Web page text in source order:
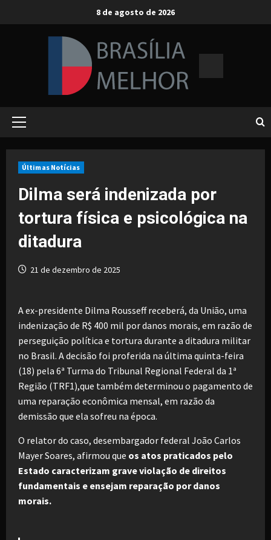
8 de agosto de 2026
Primary
Últimas Notícias
Dilma será indenizada por
tortura física e psicológica na
ditadura
21 de dezembro de 2025
A ex-presidente Dilma Rousseff receberá, da União, uma
indenização de R$ 400 mil por danos morais, em razão de
perseguição política e tortura durante a ditadura militar
no Brasil. A decisão foi proferida na última quinta-feira
(18) pela 6ª Turma do Tribunal Regional Federal da 1ª
Região (TRF1),que também determinou o pagamento de
uma reparação econômica mensal, em razão da
demissão que ela sofreu na época.
O relator do caso, desembargador federal João Carlos
Mayer Soares, afirmou que os atos praticados pelo
Estado caracterizam grave violação de direitos
fundamentais e ensejam reparação por danos
morais.